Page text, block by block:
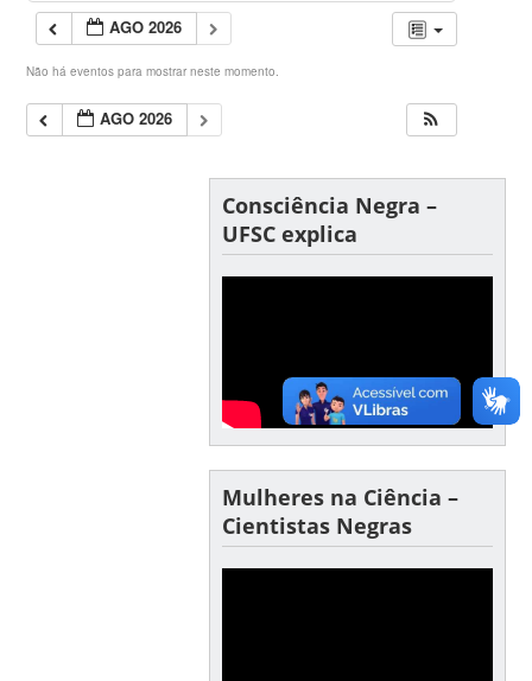
AGO 2026
Não há eventos para mostrar neste momento.
AGO 2026
Consciência Negra –
UFSC explica
Mulheres na Ciência –
Cientistas Negras